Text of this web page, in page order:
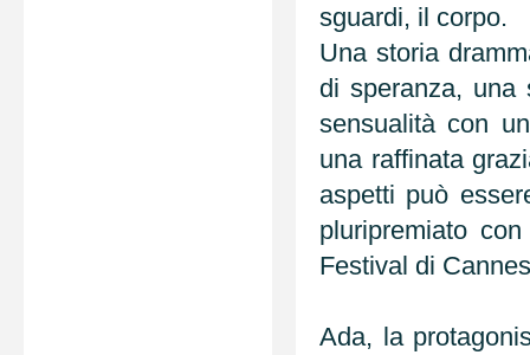
sguardi, il corpo.
Una storia
di speranza, una
sensualità con
una raffinata
aspetti può
pluripremiato
Festival di
Ada, la